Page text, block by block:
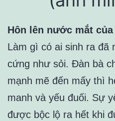
Hôn lên nước mắt của
Làm gì có ai sinh ra đã
cứng như sỏi. Đàn bà
mạnh mẽ đến mấy thì
manh và yếu đuối. Sự
được bộc lộ ra hết khi